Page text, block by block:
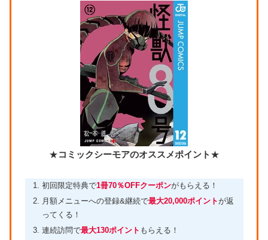
★コミックシーモアのオススメポイント ★
初回限定特典で1冊70％OFFクーポンがもらえる！
月額メニューへの登録&継続で最大20,000ポイントが返
ってくる！
連続訪問で最大130ポイント もらえる！